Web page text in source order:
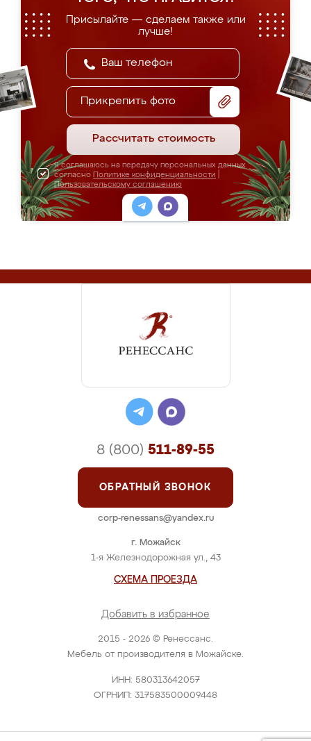
Присылайте — сделаем также или
лучше!
Прикрепить фото
Рассчитать стоимость
Я соглашаюсь на передачу персональных данных
согласно Политике конфиденциальности
Пользовательскому соглашению
2015 - 2026 © Ренессанс.
Мебель от производителя в Можайске.
ИНН: 580313642057
ОГРНИП: 317583500009448
г. Можайск
1-я Железнодорожная ул., 43
СХЕМА ПРОЕЗДА
Добавить в избранное
8 (800) 511-89-55
ОБРАТНЫЙ ЗВОНОК
corp-renessans@yandex.ru